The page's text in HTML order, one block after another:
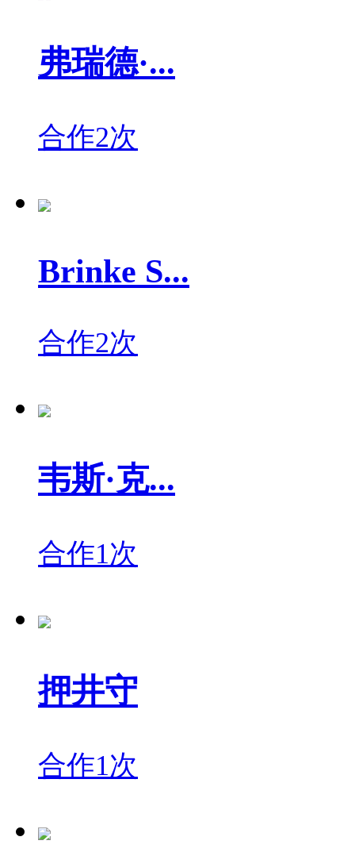
弗瑞德·...
合作2次
Brinke S...
合作2次
韦斯·克...
合作1次
押井守
合作1次